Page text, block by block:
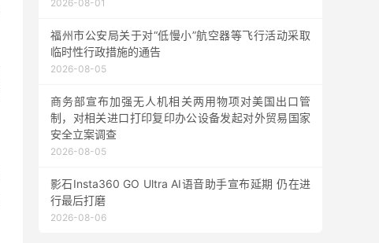
2026-08-01
福州市公安局关于对“低慢小”航空器等飞行活动采取
临时性行政措施的通告
2026-08-05
商务部宣布加强无人机相关两用物项对美国出口管
制，对相关进口打印复印办公设备发起对外贸易国家
安全立案调查
2026-08-05
影石Insta360 GO Ultra AI语音助手宣布延期 仍在进
行最后打磨
2026-08-06